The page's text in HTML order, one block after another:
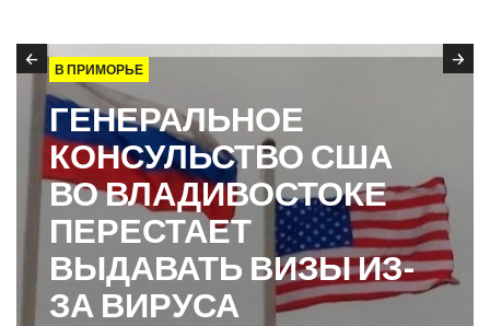
В ПРИМОРЬЕ
ГЕНЕРАЛЬНОЕ
КОНСУЛЬСТВО США
ВО ВЛАДИВОСТОКЕ
ПЕРЕСТАЕТ
ВЫДАВАТЬ ВИЗЫ ИЗ-
ЗА ВИРУСА